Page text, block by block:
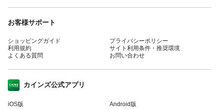
お客様サポート
ショッピングガイド
利用規約
よくある質問
プライバシーポリシー
サイト利用条件・推奨環境
お問い合わせ
カインズ公式アプリ
iOS版 Android版